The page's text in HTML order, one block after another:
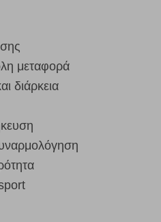
μεταφορά
διάρκεια